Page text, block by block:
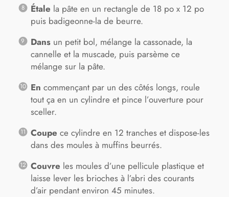
Étale la pâte en un rectangle de 18 po x 12 po
puis badigeonne-la de beurre.
Dansun petit bol, mélange la cassonade, la
cannelle et la muscade, puis parsème ce
mélange sur la pâte.
En commençant par un des côtés longs, roule
tout ça en un cylindre et pince l’ouverture pour
sceller.
Coupe ce cylindre en 12 tranches et dispose-les
dans des moules à muffins beurrés.
Couvre les moules d’une pellicule plastique et
laisse lever les brioches à l’abri des courants
d’air pendant environ 45 minutes.